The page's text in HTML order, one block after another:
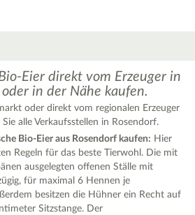
♥, tiles generated by protomaps Protomaps
Eier direkt vom Erzeuger in
in der Nähe kaufen.
oder direkt vom regionalen Erzeuger
alle Verkaufsstellen in Rosendorf.
Bio-Eier aus Rosendorf kaufen: Hier
Regeln für das beste Tierwohl. Die mit
ausgelegten offenen Ställe mit
für maximal 6 Hennen je
besitzen die Hühner ein Recht auf
Sitzstange. Der